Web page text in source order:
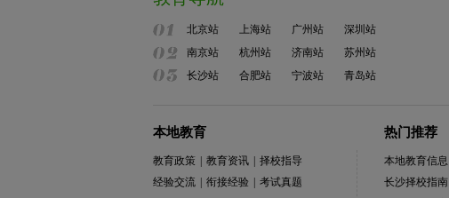
北京站 上海站 广州站 深圳站
南京站
杭州站 济南站 苏州站
长沙站
合肥站 宁波站 青岛站
本地教育
教育政策 教育资讯
择校指导
经验交流
衔接经验
考试真题
热门推荐
本地教育信息
长沙择校指南